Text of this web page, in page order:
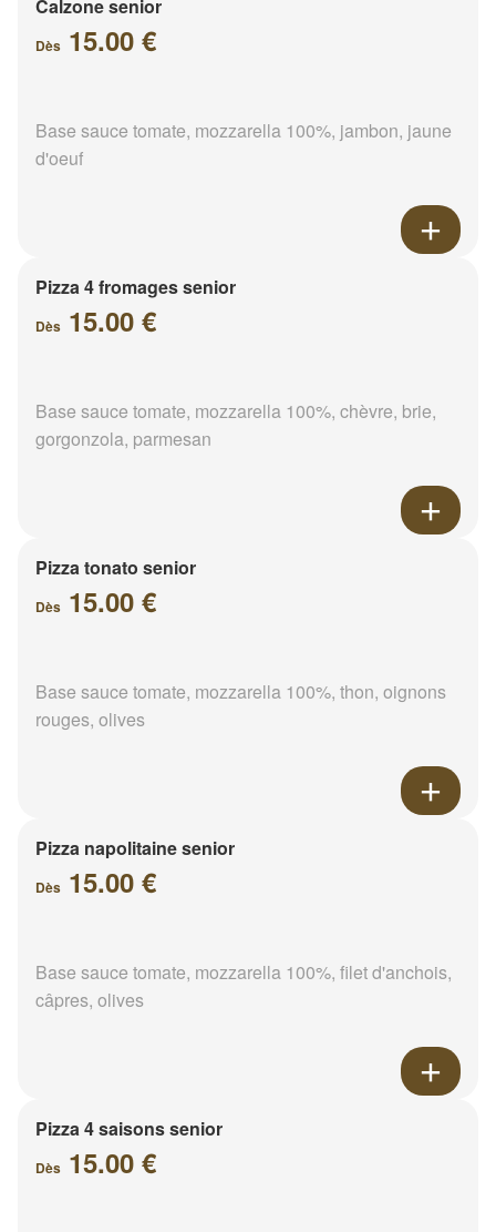
Calzone senior
Dès 15.00 €
Base sauce tomate, mozzarella 100%, jambon, jaune
d'oeuf
Pizza 4 fromages senior
Dès 15.00 €
Base sauce tomate, mozzarella 100%, chèvre, brie,
gorgonzola, parmesan
Pizza tonato senior
Dès 15.00 €
Base sauce tomate, mozzarella 100%, thon, oignons
rouges, olives
Pizza napolitaine senior
Dès 15.00 €
Base sauce tomate, mozzarella 100%, filet d'anchois,
câpres, olives
Pizza 4 saisons senior
Dès 15.00 €